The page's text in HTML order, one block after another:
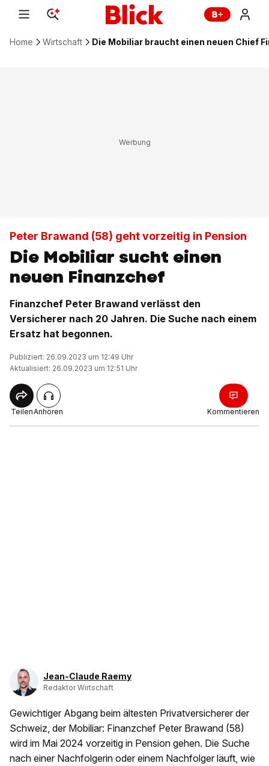
Home Wirtschaft Die Mobiliar braucht einen neuen Chief
Peter Brawand (58) geht vorzeitig in Pension
Die Mobiliar sucht einen
neuen Finanzchef
Finanzchef Peter Brawand verlässt den
Versicherer nach 20 Jahren. Die Suche nach einem
Ersatz hat begonnen.
Publiziert: 26.09.2023 um 12:49 Uhr
Aktualisiert: 26.09.2023 um 12:51 Uhr
TeilenAnhören Kommentieren
Jean-Claude Raemy
Redaktor Wirtschaft
Gewichtiger Abgang beim ältesten Privatversicherer der
Schweiz, der Mobiliar: Finanzchef Peter Brawand (58)
wird im Mai 2024 vorzeitig in Pension gehen. Die Suche
nach einer Nachfolgerin oder einem Nachfolger läuft, wie